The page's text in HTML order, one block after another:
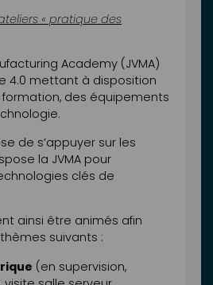
ateliers « pratique des
Academy (JVMA)
4.0 mettant à disposition
des équipements
de s’appuyer sur les
la JVMA pour
clés de
ainsi être animés afin
suivants :
(en supervision,